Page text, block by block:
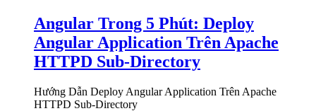
Angular Trong 5 Phút: Deploy
Angular Application Trên Apache
HTTPD Sub-Directory
Hướng Dẫn Deploy Angular Application Trên Apache
HTTPD Sub-Directory